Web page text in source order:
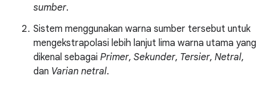
sumber.
Sistem menggunakan warna sumber tersebut untuk
mengekstrapolasi lebih lanjut lima warna utama yang
dikenal sebagai Primer, Sekunder, Tersier, Netral,
dan Varian netral.